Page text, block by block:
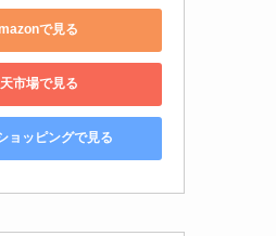
で見る
市場で見る
ョッピングで見る